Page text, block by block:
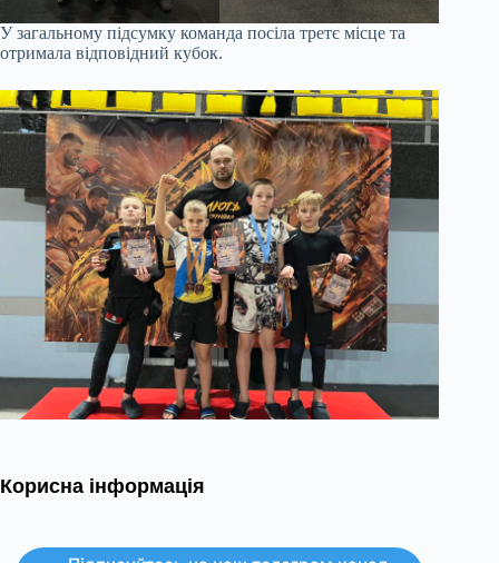
У загальному підсумку команда посіла третє місце та
отримала відповідний кубок.
Корисна інформація